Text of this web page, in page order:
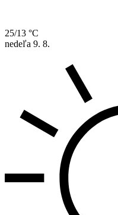
25/13 °C
nedeľa 9. 8.